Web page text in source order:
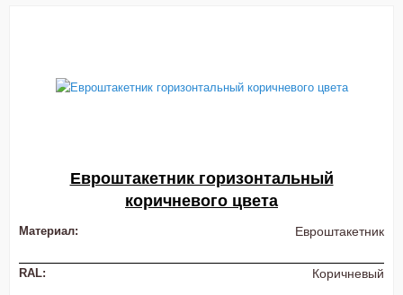
Евроштакетник горизонтальный
коричневого цвета
Материал: Евроштакетник
RAL: Коричневый